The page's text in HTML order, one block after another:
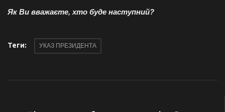
Як Ви вважаєте, хто буде наступний?
Теги: УКАЗ ПРЕЗИДЕНТА